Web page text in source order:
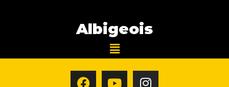
Albigeois